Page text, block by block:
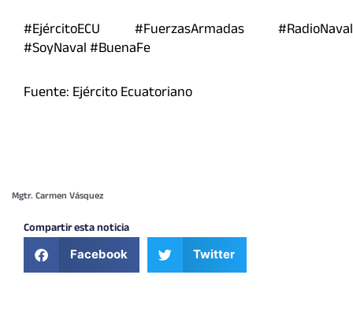
#EjércitoECU #FuerzasArmadas #RadioNaval
#SoyNaval #BuenaFe
Fuente: Ejército Ecuatoriano
Mgtr. Carmen Vásquez
Compartir esta noticia
Facebook Twitter